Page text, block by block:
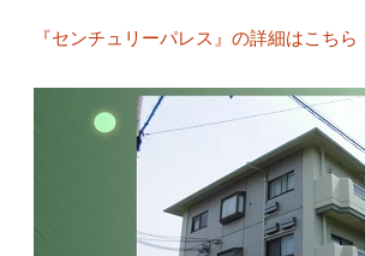
『センチュリーパレス』の詳細はこちら